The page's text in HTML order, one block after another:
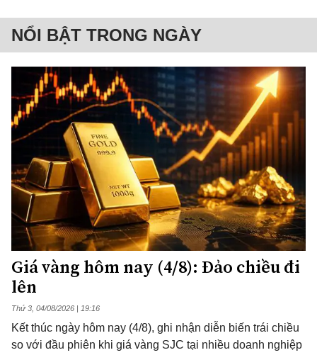
NỔI BẬT TRONG NGÀY
Giá vàng hôm nay (4/8): Đảo chiều đi
lên
Thứ 3, 04/08/2026 | 19:16
Kết thúc ngày hôm nay (4/8), ghi nhận diễn biến trái chiều
so với đầu phiên khi giá vàng SJC tại nhiều doanh nghiệp